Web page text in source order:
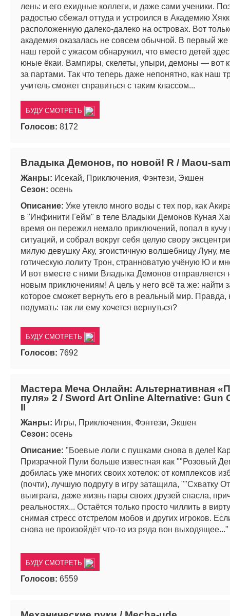
лень: и его ехидные коллеги, и даже сами ученики.
радостью сбежал оттуда и устроился в Академию
расположенную далеко-далеко на островах. Вот
академия оказалась не совсем обычной. В первый
наш герой с ужасом обнаружил, что вместо детей
юные ёкаи. Вампиры, скелеты, упыри, демоны — вот
за партами. Так что теперь даже непонятно, как наш
учитель сможет справиться с таким классом...
БУДУ СМОТРЕТЬ
Голосов: 8172
Владыка Демонов, по новой! R / Maou-
Жанры: Исекай, Приключения, Фэнтези, Экшен
Сезон: осень
Описание: Уже утекло много воды с тех пор, как
в "Инфинити Гейм" в теле Владыки Демонов Куная
время он пережил немало приключений, попал в кучу
ситуаций, и собрал вокруг себя целую свору
милую девушку Аку, эгоистичную волшебницу Луну,
готическую лолиту Трон, странноватую учёную Ю и
И вот вместе с ними Владыка Демонов отправляется
новым приключениям! А цель у него всё та же: найти
которое сможет вернуть его в реальный мир.
подумать: так ли ему хочется вернуться?
БУДУ СМОТРЕТЬ
Голосов: 7692
Мастера Меча Онлайн: Альтернативная
пуля» 2 / Sword Art Online Alternative: Gun
II
Жанры: Игры, Приключения, Фэнтези, Экшен
Сезон: осень
Описание: "Боевые лоли с пушками снова в деле!
Призрачной Пули больше известная как ""Розовый
добилась уже многих своих хотелок: от комплексов
(почти), лучшую подругу в игру затащила, ""Схватку
выиграла, даже жизнь пары своих друзей спасла,
реальностях... Остаётся только просто чиллить в
снимая стресс отстрелом мобов и других игроков.
снова не произойдёт что-то из ряда вон выходящее..."
БУДУ СМОТРЕТЬ
Голосов: 6559